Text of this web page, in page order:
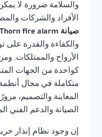
والسلامة ضرورة لا
الأفراد والشركات
صيانة Thorn fire alarm في الجيزة
والكفاءة والقدرة على
الأرواح والممتلكات.
كواحدة من الجهات
متكاملة في مجال أنظمة
المعاينة والتصميم،
الصيانة والدعم الفني
إن وجود نظام إنذار